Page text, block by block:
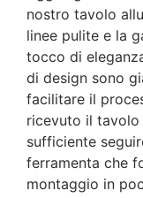
nostro tavolo
linee pulite e la
tocco di
di design sono
facilitare il
ricevuto il tavolo
sufficiente
ferramenta che
montaggio in